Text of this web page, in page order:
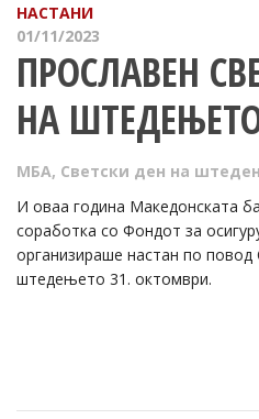
НАСТАНИ
01/11/2023
ПРОСЛАВЕН
НА
МБА, Светски ден на
И оваа година Македонската
соработка со Фондот за
организираше настан по повод
штедењето 31. октомври.